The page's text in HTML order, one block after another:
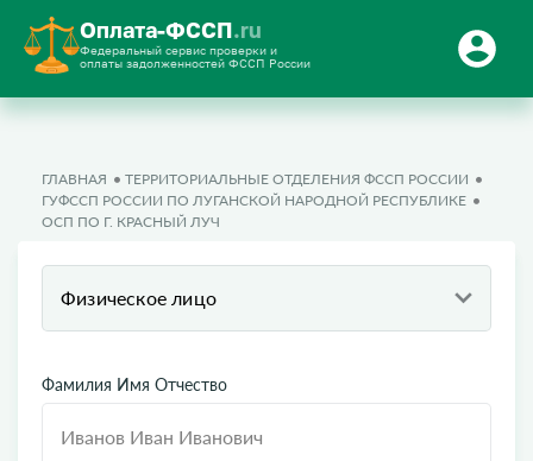
Оплата-ФССП.ru
Федеральный сервис проверки и
оплаты задолженностей ФССП России
ГЛАВНАЯ
ТЕРРИТОРИАЛЬНЫЕ ОТДЕЛЕНИЯ ФССП РОССИИ
ГУФССП РОССИИ ПО ЛУГАНСКОЙ НАРОДНОЙ РЕСПУБЛИКЕ
ОСП ПО Г. КРАСНЫЙ ЛУЧ
Физическое лицо
Фамилия Имя Отчество